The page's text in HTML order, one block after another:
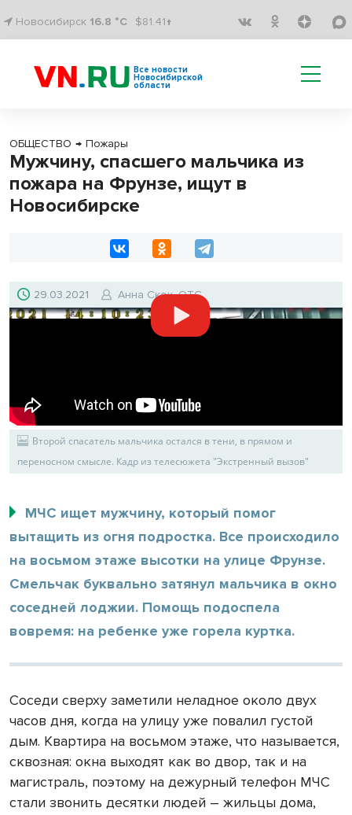
Новосибирск 16.8 °C $81.41↑
Все новости
Новосибирской
области
ОБЩЕСТВО → Пожары
Мужчину, спасшего мальчика из
пожара на Фрунзе, ищут в
Новосибирске
29.03.2021 Анна Скок, ОТС
Второй спасатель мальчика остался в тени, в прямом и
переносном смысле. Кадр из телесюжета "Экстренный вызов"
МЧС ищет мужчину, который помог
вытащить из огня подростка. Все происходило
на восьмом этаже высотки на улице Фрунзе.
Смельчак буквально затянул мальчика в окно
соседней лоджии. Помощь подоспела
вовремя: на ребенке уже горела куртка.
Соседи сверху заметили неладное около двух
часов дня, когда на улицу уже повалил густой
дым. Квартира на восьмом этаже, что называется,
сквозная: окна выходят как во двор, так и на
магистраль, поэтому на дежурный телефон МЧС
стали звонить десятки людей – жильцы дома,